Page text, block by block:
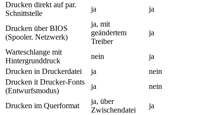
Drucken direkt auf par.
Schnittstelle
ja ja
Drucken über BIOS
(Spooler. Netzwerk)
ja, mit
geändertem
Treiber
ja
Warteschlange mit
Hintergrunddruck
nein
ja
Drucken in Druckerdatei
ja
nein
Drucken it Drucker-Fonts
(Entwurfsmodus)
ja nein
Drucken im Querformat
ja, über
Zwischendatei
ja